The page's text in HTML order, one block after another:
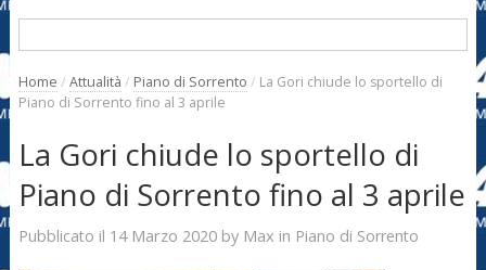
Home / Attualità / Piano di Sorrento / La Gori chiude lo sportello di
Piano di Sorrento fino al 3 aprile
La Gori chiude lo sportello di
Piano di Sorrento fino al 3 aprile
Pubblicato il 14 Marzo 2020by Max in Piano di Sorrento